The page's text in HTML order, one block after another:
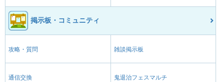
掲示板・コミュニティ
攻略・質問 雑談掲示板
通信交換 鬼退治フェスマルチ